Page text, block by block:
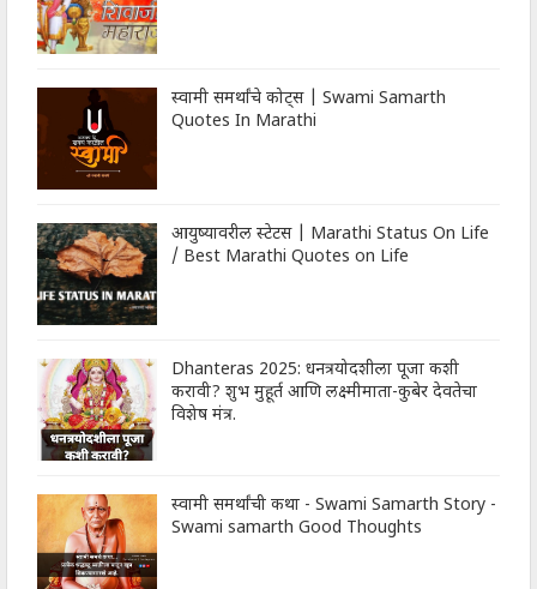
स्वामी समर्थांचे कोट्स | Swami Samarth
Quotes In Marathi
आयुष्यावरील स्टेटस | Marathi Status On Life
/ Best Marathi Quotes on Life
Dhanteras 2025: धनत्रयोदशीला पूजा कशी
करावी? शुभ मुहूर्त आणि लक्ष्मीमाता-कुबेर देवतेचा
विशेष मंत्र.
स्वामी समर्थांची कथा - Swami Samarth Story -
Swami samarth Good Thoughts